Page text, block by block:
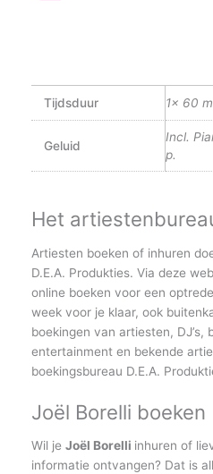
Tijdsduur 1x 60
Geluid
Incl.
p.
Het
Artiesten boeken of inhuren
D.E.A. Produkties. Via deze
online boeken voor een
week voor je klaar, ook
boekingen van artiesten, DJ’s,
entertainment en bekende
boekingsbureau D.E.A.
Joël Borelli boeken
Wil je Joël Borelli inhuren of
informatie ontvangen? Dat is